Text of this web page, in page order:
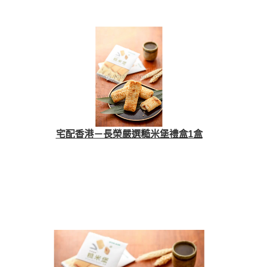
宅配香港－長榮嚴選糙米堡禮盒1盒